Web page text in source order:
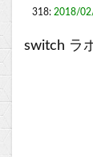
318: 2018/
switch ラ